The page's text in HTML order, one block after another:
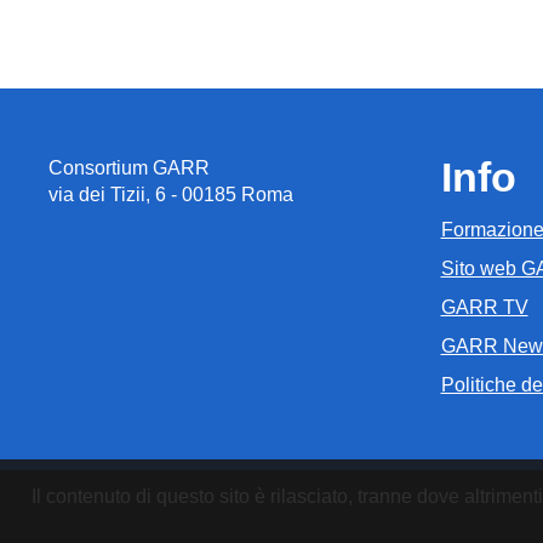
Consortium GARR
via dei Tizii, 6 - 00185 Roma
Info
Sito web
GARR TV
GARR
Politiche
Il contenuto di questo sito è rilasciato, tranne dove